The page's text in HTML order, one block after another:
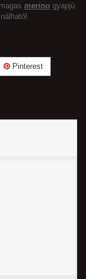
merino gyapjú
Pinterest